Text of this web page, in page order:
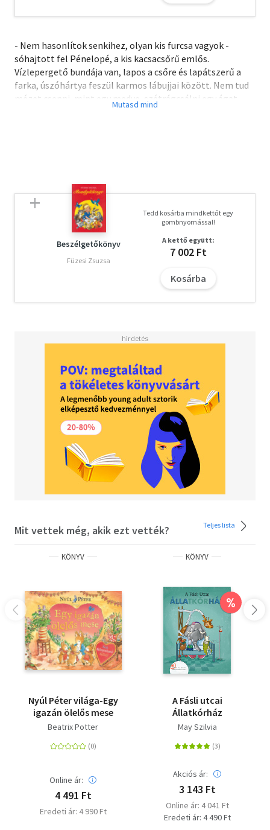
- Nem hasonlítok senkihez, olyan kis furcsa vagyok -
sóhajtott fel Pénelopé, a kis kacsacsőrű emlős.
Vízlepergető bundája van, lapos a csőre és lapátszerű a
farka, úszóhártya feszül karmos lábujjai között. Nem tud
mézet csenni, mint egy medve, szétrágcsálni egy ágat,
Beszélgetőkönyv
Füzesi Zsuzsa
Tedd kosárba mindkettőt egy
gombnyomással!
A kettő együtt:
7 002 Ft
Kosárba
Mit vettek még, akik ezt vették? Teljes lista
KÖNYV
Nyúl Péter világa-Egy
igazán ölelős mese
Beatrix Potter
Online ár:
4 491 Ft
Eredeti ár: 4 990 Ft
KÖNYV
%
A Fásli utcai
Állatkórház
May Szilvia
Akciós ár:
3 143 Ft
Online ár: 4 041 Ft
Eredeti ár: 4 490 Ft